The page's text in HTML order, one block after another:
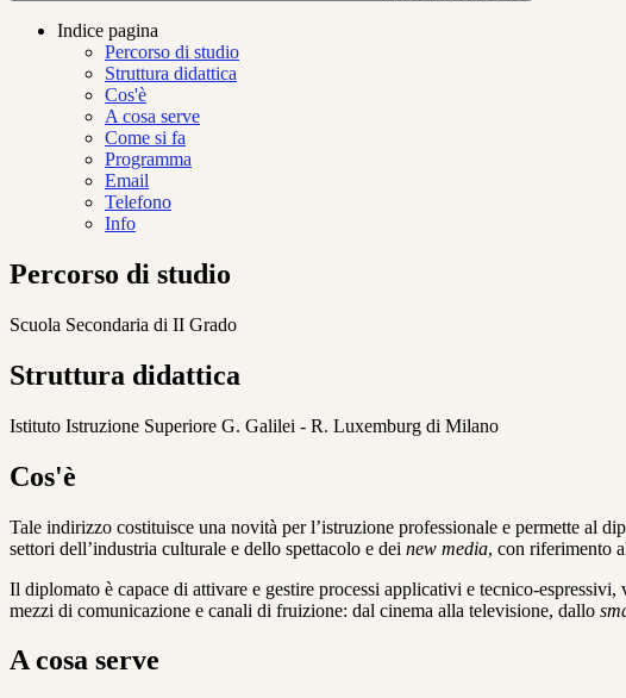
Indice pagina
Percorso di studio
Struttura didattica
Cos'è
A cosa serve
Come si fa
Programma
Email
Telefono
Info
Percorso di studio
Scuola Secondaria di II Grado
Struttura didattica
Istituto Istruzione Superiore G. Galilei - R. Luxemburg di Milano
Cos'è
Tale indirizzo costituisce una novità per l’istruzione professionale e permette al
settori dell’industria culturale e dello spettacolo e dei new media, con riferimento
Il diplomato è capace di attivare e gestire processi applicativi e tecnico-
mezzi di comunicazione e canali di fruizione: dal cinema alla televisione, dallo
A cosa serve